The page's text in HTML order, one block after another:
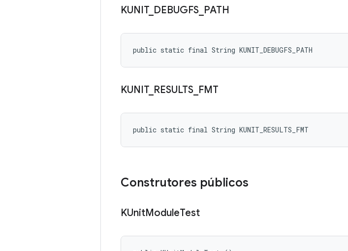
KUNIT_ DEBUGFS PATH
public static final String KUNIT_DEBUGFS_PATH
KUNIT_ RESULTS FMT
public static final String KUNIT_RESULTS_FMT
Construtores públicos
KUnitModuleTest